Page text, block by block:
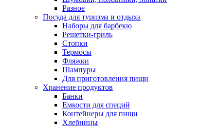
Разное
Посуда для туризма и отдыха
Наборы для барбекю
Решетки-гриль
Стопки
Термосы
Фляжки
Шампуры
Для приготовления пищи
Хранение продуктов
Банки
Емкости для специй
Контейнеры для пищи
Хлебницы